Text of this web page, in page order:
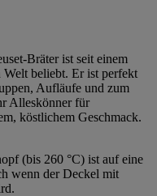
Bräter ist seit einem
Welt beliebt. Er ist perfekt
Aufläufe und zum
Alleskönner für
köstlichem Geschmack.
(bis 260 °C) ist auf eine
wenn der Deckel mit